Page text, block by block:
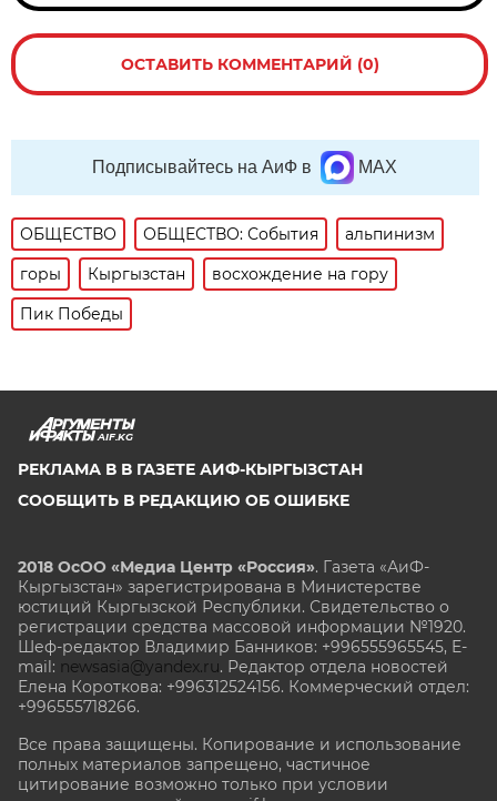
ОСТАВИТЬ КОММЕНТАРИЙ (0)
Подписывайтесь на АиФ в MAX
ОБЩЕСТВО ОБЩЕСТВО: События
альпинизм
горы
Кыргызстан
восхождение на гору
Пик Победы
AIF.KG
РЕКЛАМА В В ГАЗЕТЕ АИФ-КЫРГЫЗСТАН
СООБЩИТЬ В РЕДАКЦИЮ ОБ ОШИБКЕ
2018 ОсОО «Медиа Центр «Россия». Газета «АиФ-
Кыргызстан» зарегистрирована в Министерстве
юстиций Кыргызской Республики. Свидетельство о
регистрации средства массовой информации №1920.
Шеф-редактор Владимир Банников: +996555965545, E-
mail: newsasia@yandex.ru. Редактор отдела новостей
Елена Короткова: +996312524156. Коммерческий отдел:
+996555718266.
Все права защищены. Копирование и использование
полных материалов запрещено, частичное
цитирование возможно только при условии